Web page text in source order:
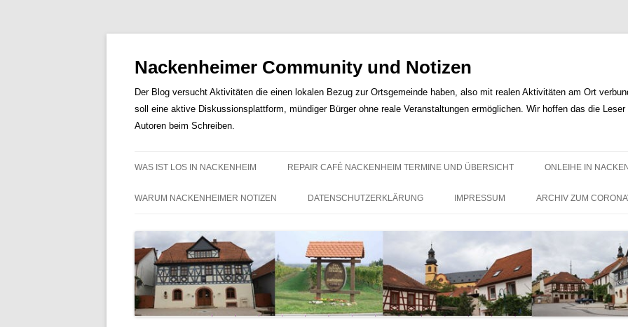
Nackenheimer Community und Notizen
Der Blog versucht Aktivitäten die einen lokalen Bezug zur Ortsgemeinde haben, also mit realen Aktivitäten am Ort
soll eine aktive Diskussionsplattform, mündiger Bürger ohne reale Veranstaltungen ermöglichen. Wir hoffen das die
Autoren beim Schreiben.
Inhalt
WAS IST LOS IN NACKENHEIM REPAIR CAFÉ NACKENHEIM TERMINE UND ÜBERSICHT ONLEIHE IN
WARUM NACKENHEIMER NOTIZEN DATENSCHUTZERKLÄRUNG IMPRESSUM ARCHIV ZUM